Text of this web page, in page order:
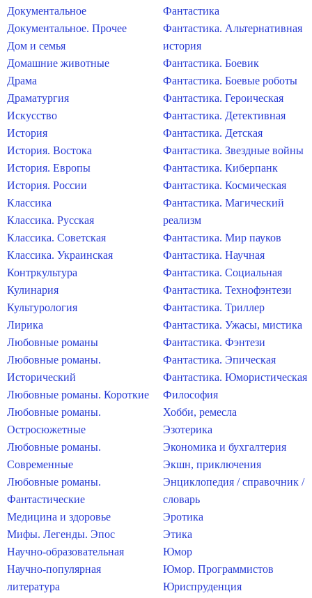
Документальное
Документальное. Прочее
Дом и семья
Домашние животные
Драма
Драматургия
Искусство
История
История. Востока
История. Европы
История. России
Классика
Классика. Русская
Классика. Советская
Классика. Украинская
Контркультура
Кулинария
Культурология
Лирика
Любовные романы
Любовные романы.
Исторический
Любовные романы. Короткие
Любовные романы.
Остросюжетные
Любовные романы.
Современные
Любовные романы.
Фантастические
Медицина и здоровье
Мифы. Легенды. Эпос
Научно-образовательная
Научно-популярная
литература
Фантастика
Фантастика. Альтернативная
история
Фантастика. Боевик
Фантастика. Боевые роботы
Фантастика. Героическая
Фантастика. Детективная
Фантастика. Детская
Фантастика. Звездные войны
Фантастика. Киберпанк
Фантастика. Космическая
Фантастика. Магический
реализм
Фантастика. Мир пауков
Фантастика. Научная
Фантастика. Социальная
Фантастика. Технофэнтези
Фантастика. Триллер
Фантастика. Ужасы, мистика
Фантастика. Фэнтези
Фантастика. Эпическая
Фантастика. Юмористическая
Философия
Хобби, ремесла
Эзотерика
Экономика и бухгалтерия
Экшн, приключения
Энциклопедия / справочник /
словарь
Эротика
Этика
Юмор
Юмор. Программистов
Юриспруденция